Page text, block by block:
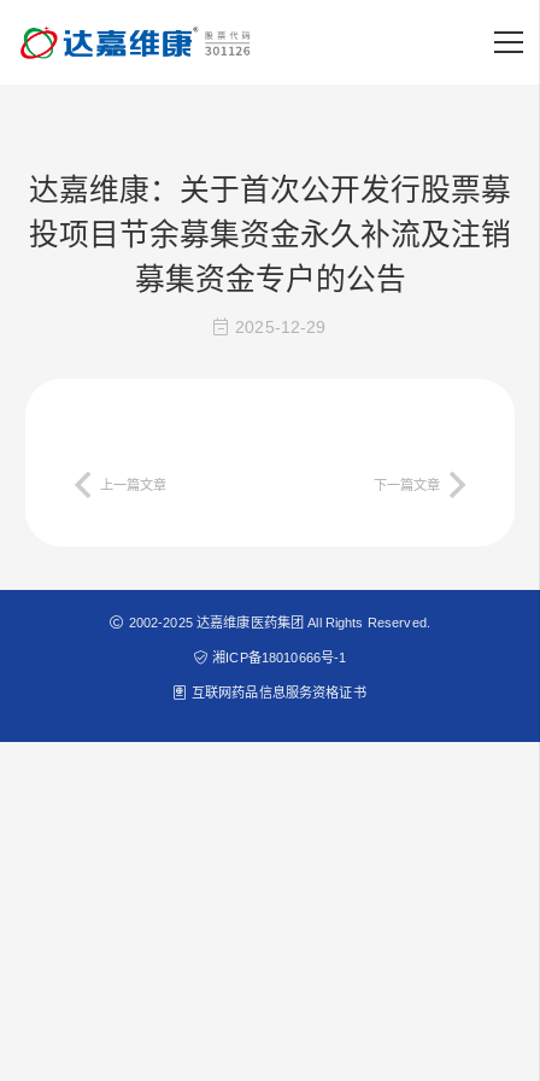
达嘉维康：关于首次公开发行股票募
投项目节余募集资金永久补流及注销
募集资金专户的公告
2025-12-29
上一篇文章 下一篇文章
2002-2025 达嘉维康医药集团 All Rights Reserved.
湘ICP备18010666号-1
互联网药品信息服务资格证书